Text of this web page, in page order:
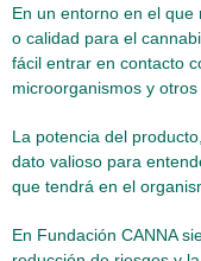
En un entorno en el
o calidad para el
fácil entrar en contacto
microorganismos y
La potencia del
dato valioso para
que tendrá en el
En Fundación CANNA